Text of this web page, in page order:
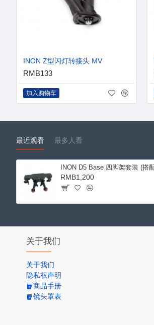
INON Z型闪灯转接头 MV
RMB133
加入购物车
最近观看 最多人看
RMB1,200
关于我们
关于我们
隐私权声明
商品手册
镜头罩表